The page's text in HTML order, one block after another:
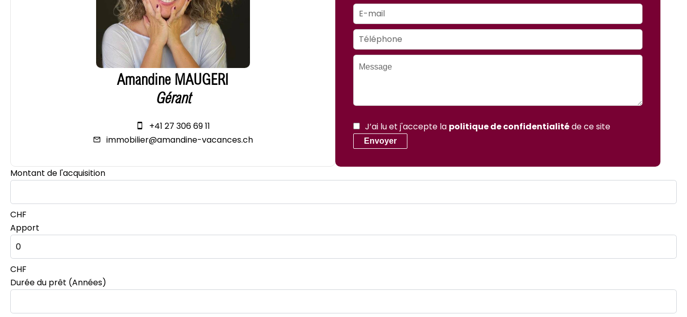
Amandine MAUGERI
Gérant
+41 27 306 69 11
immobilier@amandine-vacances.ch
J’ai lu et j'accepte la politique de confidentialitéde ce site
Envoyer
Montant de l'acquisition
CHF
Apport
CHF
Durée du prêt (Années)